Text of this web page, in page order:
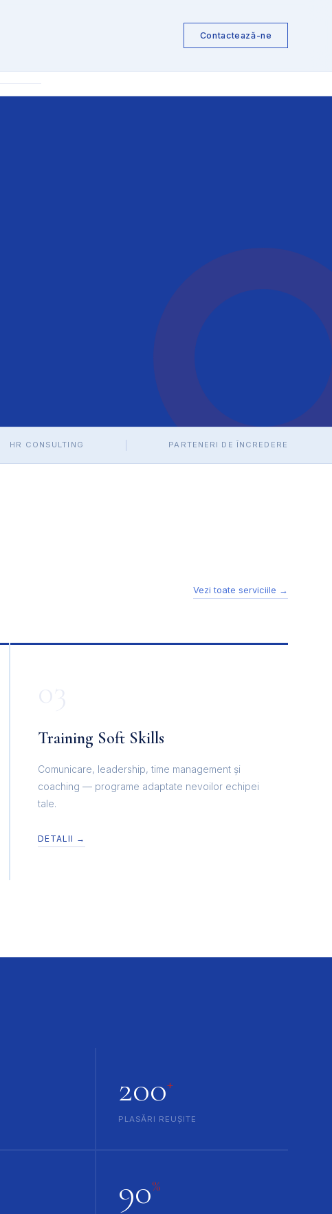
Contactează-ne
HR CONSULTING PARTENERI DE ÎNCREDERE
Vezi toate serviciile →
Training Soft Skills
Comunicare, leadership, time management și
coaching — programe adaptate nevoilor echipei
tale.
DETALII →
200+
PLASĂRI REUȘITE
90%